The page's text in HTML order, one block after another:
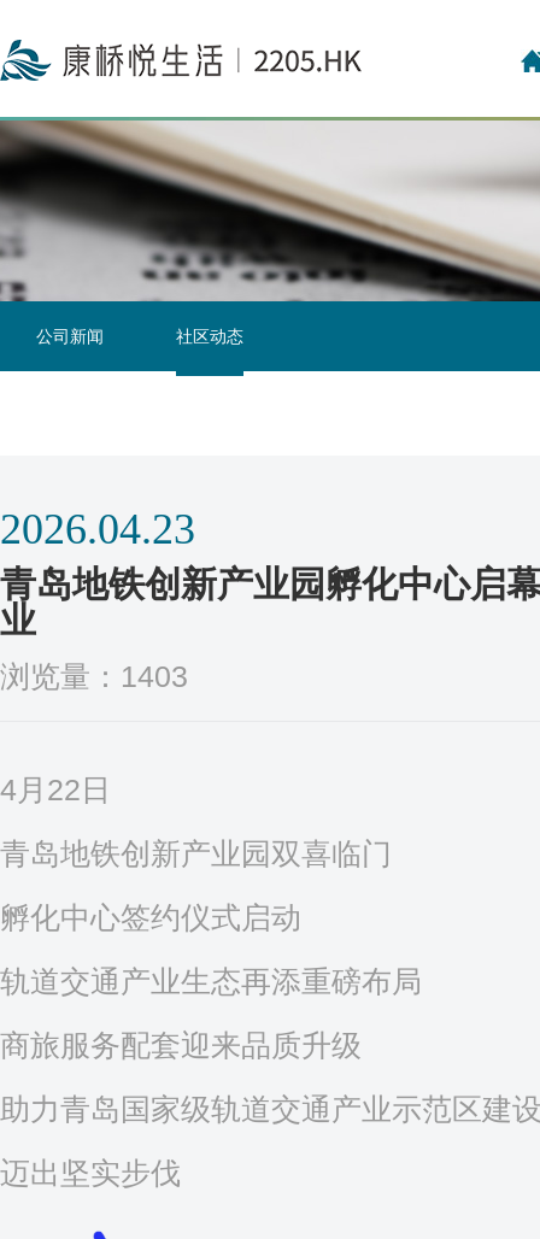
公司新闻 社区动态
2026.04.23
青岛地铁创新产业园孵化中心启
业
浏览量：1403
4月22日
青岛地铁创新产业园双喜临门
孵化中心签约仪式启动
轨道交通产业生态再添重磅布局
商旅服务配套迎来品质升级
助力青岛国家级轨道交通产业示范区建
迈出坚实步伐